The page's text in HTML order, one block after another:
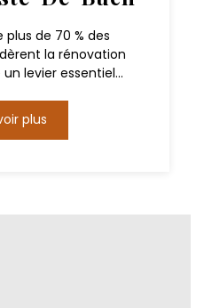
de 70 % des
la rénovation
levier essentiel...
plus